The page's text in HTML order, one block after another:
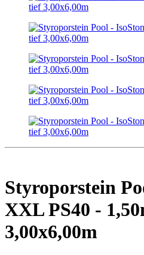
Styroporstein
XXL PS40 -
3,00x6,00m